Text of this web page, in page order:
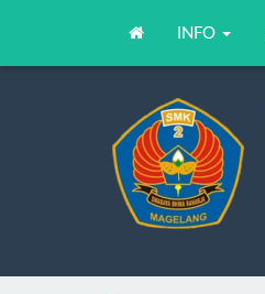
INFO